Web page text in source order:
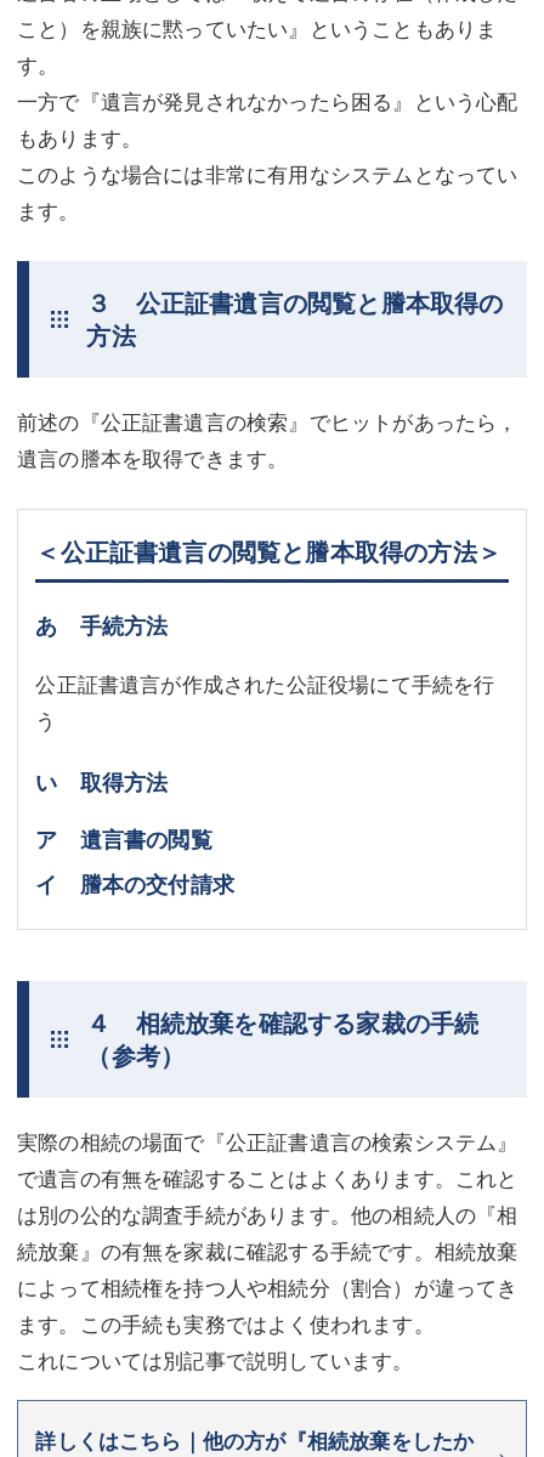
こと）を親族に黙っていたい』ということもありま
す。
一方で『遺言が発見されなかったら困る』という心配
もあります。
このような場合には非常に有用なシステムとなってい
ます。
３ 公正証書遺言の閲覧と謄本取得の
方法
前述の『公正証書遺言の検索』でヒットがあったら，
遺言の謄本を取得できます。
＜公正証書遺言の閲覧と謄本取得の方法＞
あ 手続方法
公正証書遺言が作成された公証役場にて手続を行
う
い 取得方法
ア 遺言書の閲覧
イ 謄本の交付請求
４ 相続放棄を確認する家裁の手続
（参考）
実際の相続の場面で『公正証書遺言の検索システム』
で遺言の有無を確認することはよくあります。これと
は別の公的な調査手続があります。他の相続人の『相
続放棄』の有無を家裁に確認する手続です。相続放棄
によって相続権を持つ人や相続分（割合）が違ってき
ます。この手続も実務ではよく使われます。
これについては別記事で説明しています。
詳しくはこちら｜他の方が『相続放棄をしたか